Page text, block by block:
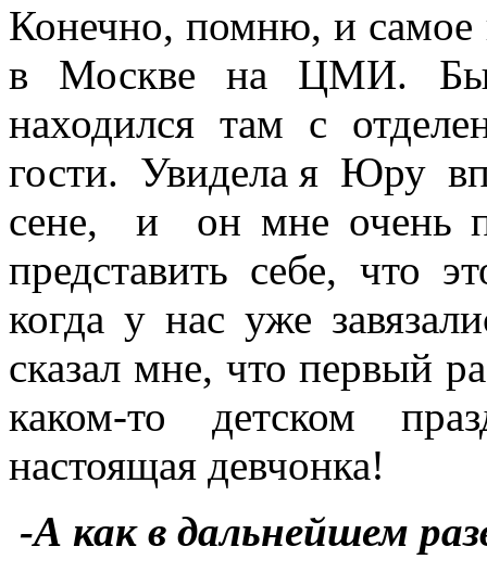
Конечно, помню, и самое
в Москве на ЦМИ. Был
находился там с
гости. Увидела я Юру
сене, и он мне очень
представить себе, что
когда у нас уже
сказал мне, что первый
каком-то детском
настоящая девчонка!
-А как в дальнейшем